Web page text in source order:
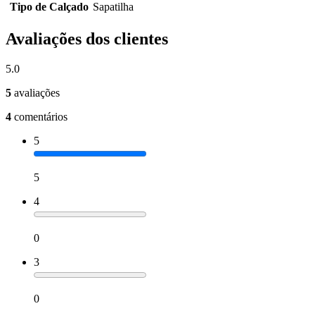
Tipo de Calçado Sapatilha
Avaliações dos clientes
5.0
5 avaliações
4 comentários
5
5
4
0
3
0